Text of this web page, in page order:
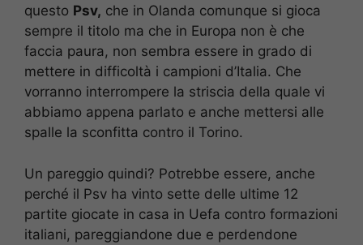
questo Psv, che in Olanda comunque si gioca
sempre il titolo ma che in Europa non è che
faccia paura, non sembra essere in grado di
mettere in difficoltà i campioni d’Italia. Che
vorranno interrompere la striscia della quale vi
abbiamo appena parlato e anche mettersi alle
spalle la sconfitta contro il Torino.
Un pareggio quindi? Potrebbe essere, anche
perché il Psv ha vinto sette delle ultime 12
partite giocate in casa in Uefa contro formazioni
italiani, pareggiandone due e perdendone